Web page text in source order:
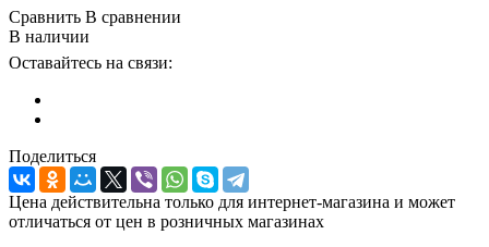
Сравнить В сравнении
В наличии
Оставайтесь на связи:
Поделиться
Цена действительна только для интернет-магазина и может
отличаться от цен в розничных магазинах